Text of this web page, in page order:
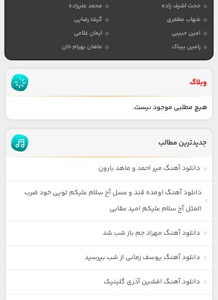
حجت اشرف زاده
محمد علیزاده
شهاب مظفری
گرشا رضایی
امین حبیبی
ایمان غلامی
رامین بیباک
ماهان بهرام خان
وبلاگ
هیچ مطلبی موجود نیست.
جدیدترین مطالب
دانلود آهنگ میر احمد و ماهد بارون
دانلود آهنگ اومده قند و عسل آخ سلام علیکم تویی خود ضرب
المثل آخ سلام علیکم امید عقابی
دانلود آهنگ مهراد جم باز شب شد
دانلود آهنگ یوسف زمانی از شب بپرسید
دانلود آهنگ افشین آذری گلینیک